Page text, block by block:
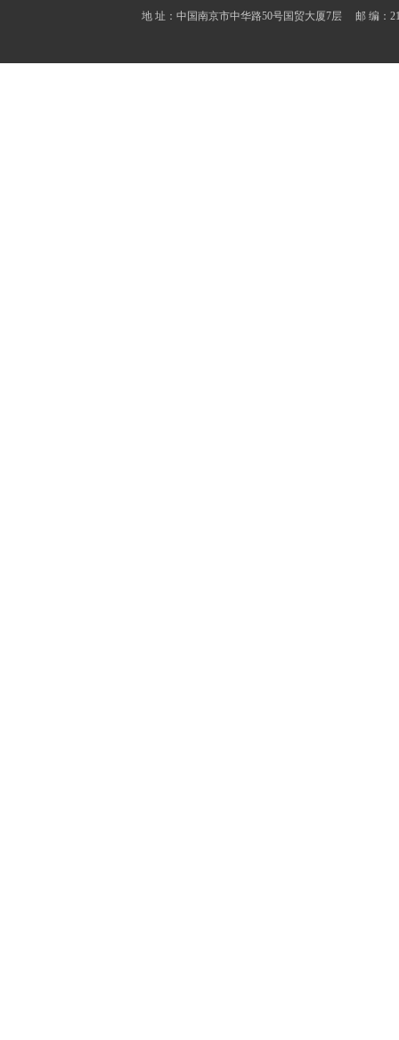
地 址：中国南京市中华路50号国贸大厦7层 邮 编：